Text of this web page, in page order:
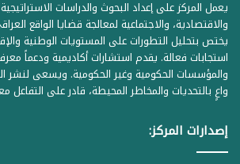
يعمل المركز على إعداد البحوث والدراسات
والاقتصادية، والاجتماعية لمعالجة قضايا الواقع
يختص بتحليل التطورات على المستويات الوطنية
استجابات فعالة. يقدم استشارات أكاديمية ودعماً
والمؤسسات الحكومية وغير الحكومية. ويسعى لنشر
واعٍ بالتحديات والمخاطر المحيطة، قادر على التفاعل
إصدارات المركز: